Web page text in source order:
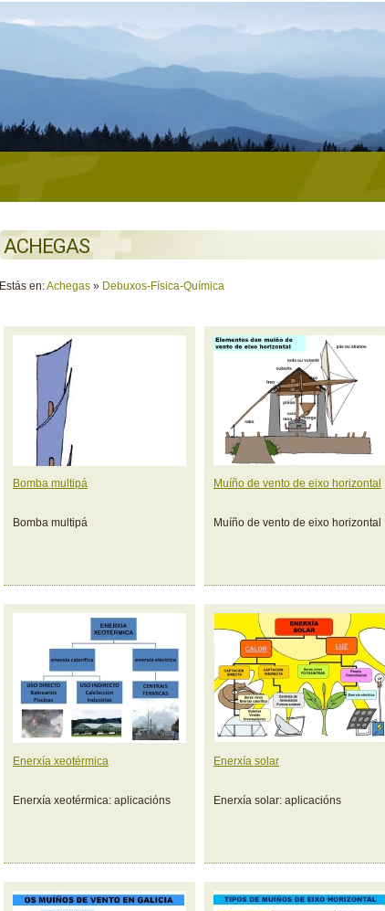
ACHEGAS
Estás en:Achegas » Debuxos-Física-Química
Bomba multipá
Bomba multipá
Muíño de vento de eixo horizontal
Muíño de vento de eixo horizontal
Enerxía xeotérmica
Enerxía xeotérmica: aplicacións
Enerxía solar
Enerxía solar: aplicacións